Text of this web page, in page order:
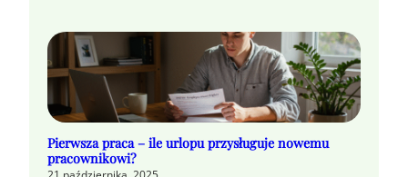
Pierwsza praca – ile urlopu przysługuje nowemu
pracownikowi?